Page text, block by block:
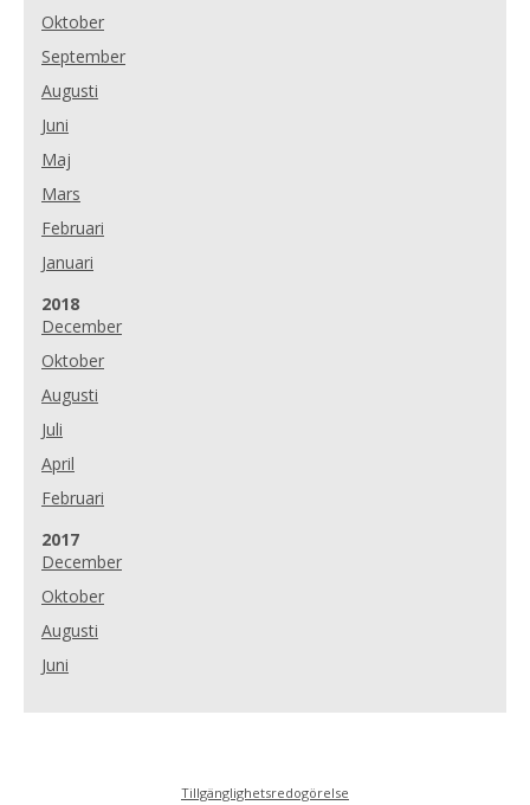
Oktober
September
Augusti
Juni
Maj
Mars
Februari
Januari
År:
2018
December
Oktober
Augusti
Juli
April
Februari
År:
2017
December
Oktober
Augusti
Juni
Tillgänglighetsredogörelse